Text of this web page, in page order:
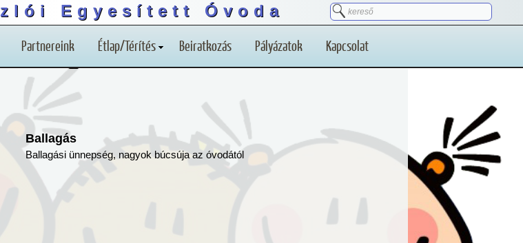
Egyesített Óvoda
Partnereink Étlap/Térítés Beiratkozás Pályázatok Kapcsolat
Ballagás
Ballagási ünnepség, nagyok búcsúja az óvodától